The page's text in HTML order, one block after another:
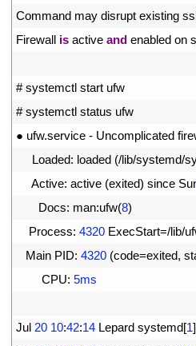
Command may disrupt existing
Firewall is active and enabled on
# systemctl start ufw
# systemctl status ufw
● ufw.service - Uncomplicated
Loaded: loaded (/lib/systemd/
Active: active (exited) since
Docs: man:ufw(8)
Process: 4320 ExecStart=/lib/
Main PID: 4320 (code=exited,
CPU: 5ms
Jul 20 10:42:14 Lepard systemd[1]